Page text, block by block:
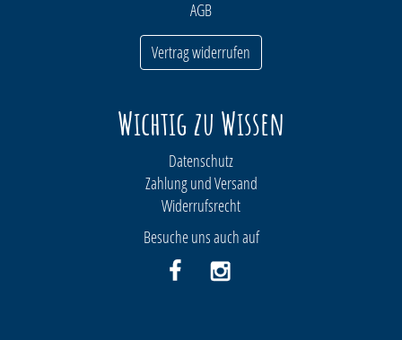
AGB
Vertrag widerrufen
Wichtig zu Wissen
Datenschutz
Zahlung und Versand
Widerrufsrecht
Besuche uns auch auf